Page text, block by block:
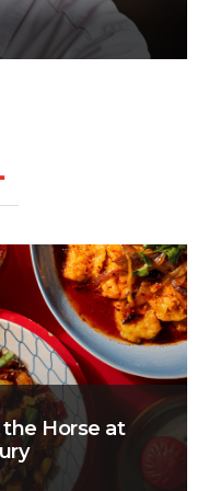
.
Horse at